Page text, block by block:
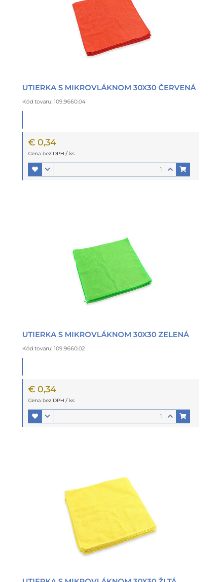
UTIERKA S MIKROVLÁKNOM 30X30 ČERVENÁ
Kód tovaru: 109.9660.04
€ 0,34
Cena bez DPH / ks
UTIERKA S MIKROVLÁKNOM 30X30 ZELENÁ
Kód tovaru: 109.9660.02
€ 0,34
Cena bez DPH / ks